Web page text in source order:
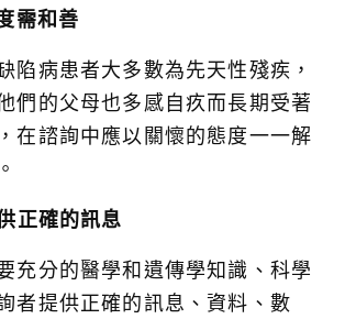
需和善
陷病患者大多數為先天性殘疾，
們的父母也多感自疚而長期受著
在諮詢中應以關懷的態度一一解
正確的訊息
充分的醫學和遺傳學知識、科學
者提供正確的訊息、資料、數